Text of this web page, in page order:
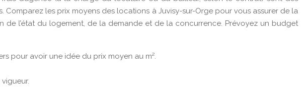
les prix moyens des locations à Juvisy-sur-Orge pour vous assurer de la
l’état du logement, de la demande et de la concurrence. Prévoyez un budget
pour avoir une idée du prix moyen au m².